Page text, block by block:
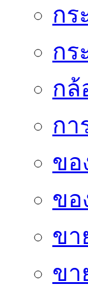
กร
กร
กล้
กา
ขอ
ขอ
ขา
ขา